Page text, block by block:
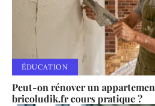
ÉDUCATION
Peut-on rénover un
bricoludik.fr cours pratique ?